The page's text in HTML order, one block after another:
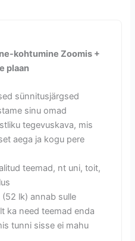
kohtumine Zoomis +
plaan
sünnitusjärgsed
sinu omad
tegevuskava, mis
aega ja kogu pere
teemad, nt uni, toit,
lk) annab sulle
ka need teemad enda
tunni sisse ei mahu